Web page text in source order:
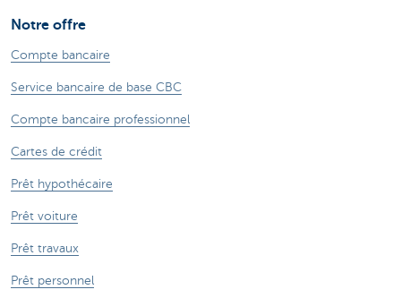
Notre offre
Compte bancaire
Service bancaire de base CBC
Compte bancaire professionnel
Cartes de crédit
Prêt hypothécaire
Prêt voiture
Prêt travaux
Prêt personnel